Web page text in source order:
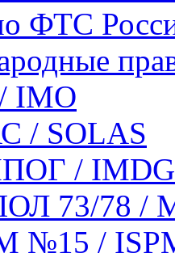
ФТС
/ SOLAS
/ IMDG
73/78 /
/